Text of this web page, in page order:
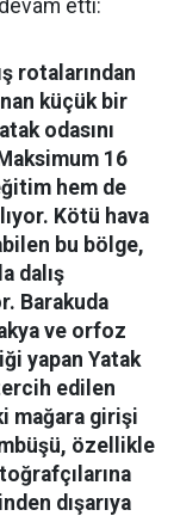
etti:
rotalarından
küçük bir
odasını
16
hem de
Kötü hava
bu bölge,
dalış
Barakuda
ve orfoz
yapan Yatak
edilen
mağara girişi
özellikle
dışarıya